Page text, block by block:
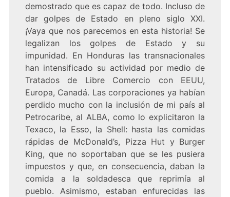
demostrado que es capaz de todo. Incluso de
dar golpes de Estado en pleno siglo XXI.
¡Vaya que nos parecemos en esta historia! Se
legalizan los golpes de Estado y su
impunidad. En Honduras las transnacionales
han intensificado su actividad por medio de
Tratados de Libre Comercio con EEUU,
Europa, Canadá. Las corporaciones ya habían
perdido mucho con la inclusión de mi país al
Petrocaribe, al ALBA, como lo explicitaron la
Texaco, la Esso, la Shell: hasta las comidas
rápidas de McDonald’s, Pizza Hut y Burger
King, que no soportaban que se les pusiera
impuestos y que, en consecuencia, daban la
comida a la soldadesca que reprimía al
pueblo. Asimismo, estaban enfurecidas las